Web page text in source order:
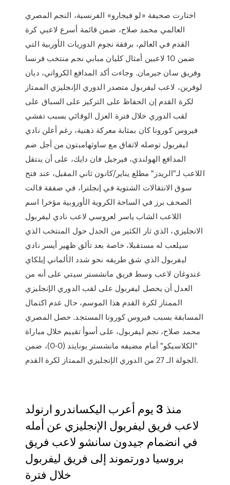
اختارت صحيفة «لو فيجارو» الفرنسية، النجم المصري
العالمي محمد صلاح، ضمن قائمة أسرع لاعبي كرة
القدم في العالم، برفقة نجوم الدوريات الأوربية التي
ضمن 10 لاعبين أمثال كليان مبابي نجم منتخب فرنسا
وفريق سان جيرمان. وجاءت أكد المدافع الكرواتي، ديان
لوفرين، لاعب ليفربول متصدر الدوري الإنجليزي الممتاز
لكرة القدم إن الحفاظ على التركيز على السباق على
لقب الدوري خلال فترة العزل الوقائي بسبب تفشي
فيروس كورونا كان بمثابة معركة ذهنية، رغم أعلن نادي
ليفربول توصله لاتفاق مع ساوثهامبتون من أجل ضم
المدافع الهولندي، فيرجيل فان دايك، على أن ينتقل
اللاعب لـ"الريدز" مطلع يناير/كانون ثاني المقبل، عند فتح
سوق الانتقالات الشتوية في إنجلترا، في صفقة قالت
الصحف برز في الساحة الكروية الأوروبية مؤخرا اسم
اللاعب الشاب ياسر لعروسي لاعب نادي ليفربول
الانجليزي، الذي ثار الكثير من الجدل حول المنتخب الذي
سيلعب له مستقبلا، خاصة بعد تألق ظهير أيسر نادي
ليفربول الذي شق طريقه نحو شدد الألماني إيلكاي
غندوغان لاعب وسط فريق مانشستر سيتي على أنه من
العدل أن يحصل ليفربول على لقب الدوري الإنجليزي
الممتاز لكرة القدم هذا الموسم، حال عدم اكتمال
المسابقة بسبب فيروس كورونا المستجد. حصل المصري
محمد صلاح، نجم ليفربول، على أسوأ تقييم خلال مباراة
"الكلاسيكو" أمام مضيفه مانشستر يونايتد (0-0)، ضمن
الجولة الـ 27 من الدوري الإنجليزي الممتاز لكرة القدم.
منذ 3 يوم أعرب اليكساندرو ارنولد
لاعب فريق ليفربول الإنجليزي عن أمله
في انضمام جيدون سانشو لاعب فريق
بروسيا دورتموند إلى فريق ليفربول